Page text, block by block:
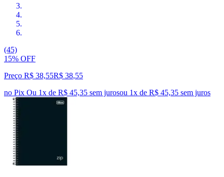
(45)
15% OFF
Preço R$ 38,55R$ 38,55
no Pix Ou 1x de R$ 45,35 sem jurosou 1x de R$ 45,35 sem juros